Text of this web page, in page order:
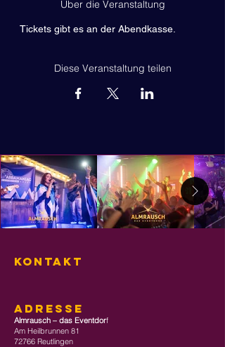
Über die Veranstaltung
Tickets gibt es an der Abendkasse.
Diese Veranstaltung teilen
KONTAKT
ADRESSE
Almrausch – das Eventdorf
Am Heilbrunnen 81
72766 Reutlingen